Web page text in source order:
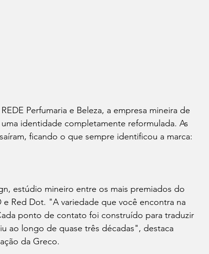
Perfumaria e Beleza, a empresa mineira de
identidade completamente reformulada. As
ficando o que sempre identificou a marca:
estúdio mineiro entre os mais premiados do
Red Dot. "A variedade que você encontra na
ponto de contato foi construído para traduzir
ao longo de quase três décadas", destaca
da Greco.